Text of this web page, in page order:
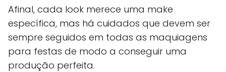
Afinal, cada look merece uma make
específica, mas há cuidados que devem ser
sempre seguidos em todas as maquiagens
para festas de modo a conseguir uma
produção perfeita.